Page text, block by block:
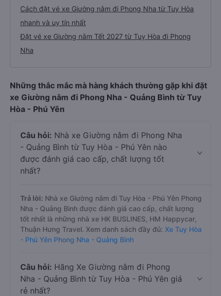
Cách đặt vé xe Giường nằm đi Phong Nha từ Tuy Hòa
nhanh và uy tín nhất
Đặt vé xe Giường nằm Tết 2027 từ Tuy Hòa đi Phong
Nha
Những thắc mắc mà hàng khách thường gặp khi đặt
xe Giường nằm đi Phong Nha - Quảng Bình từ Tuy
Hòa - Phú Yên
Câu hỏi: Nhà xe Giường nằm đi Phong Nha
- Quảng Bình từ Tuy Hòa - Phú Yên nào
được đánh giá cao cấp, chất lượng tốt
nhất?
Trả lời: Nhà xe Giường nằm đi Tuy Hòa - Phú Yên Phong
Nha - Quảng Bình được đánh giá cao cấp, chất lượng
tốt nhất là những nhà xe HK BUSLINES, HM Happycar,
Thuận Hưng Travel. Xem danh sách đầy đủ: Xe Tuy Hòa
- Phú Yên Phong Nha - Quảng Bình
Câu hỏi: Hãng Xe Giường nằm đi Phong
Nha - Quảng Bình từ Tuy Hòa - Phú Yên giá
rẻ nhất?